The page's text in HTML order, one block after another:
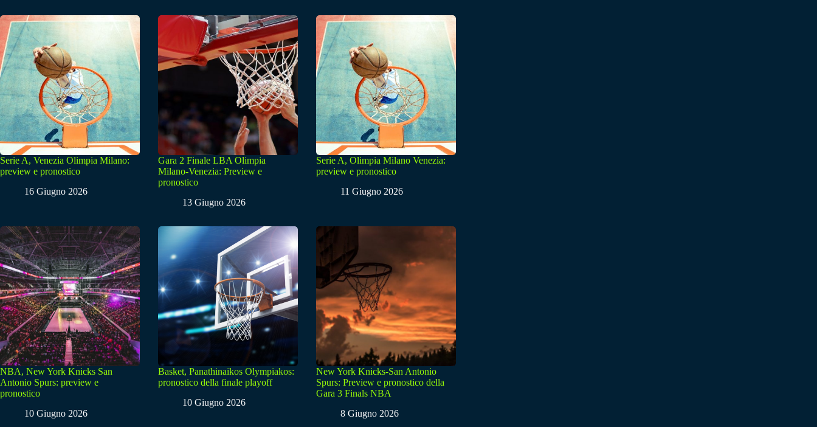
Serie A, Venezia Olimpia Milano:
preview e pronostico
16 Giugno 2026
Gara 2 Finale LBA Olimpia
Milano-Venezia: Preview e
pronostico
13 Giugno 2026
Serie A, Olimpia Milano Venezia:
preview e pronostico
11 Giugno 2026
NBA, New York Knicks San
Antonio Spurs: preview e
pronostico
10 Giugno 2026
Basket, Panathinaikos Olympiakos:
pronostico della finale playoff
10 Giugno 2026
New York Knicks-San Antonio
Spurs: Preview e pronostico della
Gara 3 Finals NBA
8 Giugno 2026